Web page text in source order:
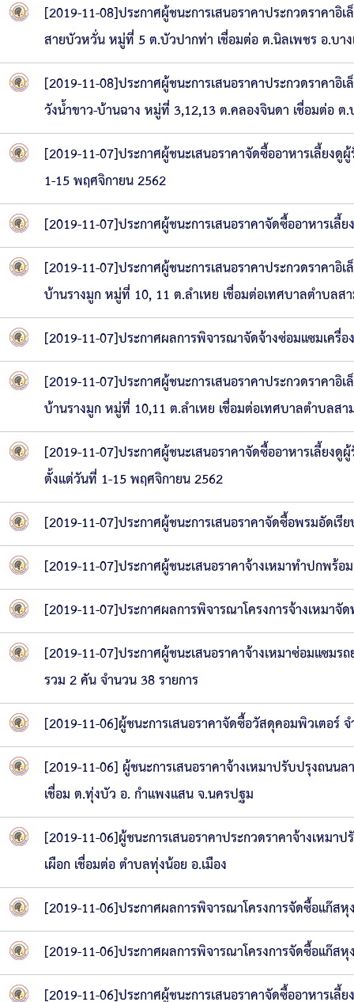
[2019-11-08]ประกาศผู้ชนะการเสนอราคาประกวดราคา
สายบัวหวั่น หมู่ที่ 5 ต.บัวปากท่า เชื่อมต่อ ต.นิลเพชร อ.บา
[2019-11-08]ประกาศผู้ชนะการเสนอราคาประกวดราคา
วังน้ำขาว-บ้านฉาง หมู่ที่ 3,12,13 ต.คลองจินดา เชื่อมต่อ ต
[2019-11-07]ประกาศผู้ชนะเสนอราคาจัดซื้ออาหารเลี้ยง
1-15 พฤศจิกายน 2562
[2019-11-07]ประกาศผู้ชนะการเสนอราคาจัดซื้ออาหารเ
[2019-11-07]ประกาศผู้ชนะการเสนอราคาประกวดราคา
บ้านรางมูก หมู่ที่ 10, 11 ต.ลำเหย เชื่อมต่อเทศบาลตำบลส
[2019-11-07]ประกาศผลการพิจารณาจัดจ้างซ่อมแซมเครื่
[2019-11-07]ประกาศผู้ชนะการเสนอราคาประกวดราคา
บ้านรางมูก หมู่ที่ 10,11 ต.ลำเหย เชื่อมต่อเทศบาลตำบลส
[2019-11-07]ประกาศผู้ชนะเสนอราคาจัดซื้ออาหารเลี้ยง
ตั้งแต่วันที่ 1-15 พฤศจิกายน 2562
[2019-11-07]ประกาศผู้ชนะการเสนอราคาจัดซื้อพรมอัดเ
[2019-11-07]ประกาศผู้ชนะเสนอราคาจ้างเหมาทำปกพ
[2019-11-07]ประกาศผลการพิจารณาโครงการจ้างเหมา
[2019-11-07]ประกาศผู้ชนะเสนอราคาจ้างเหมาซ่อมแซม
รวม 2 คัน จำนวน 38 รายการ
[2019-11-06]ผู้ชนะการเสนอราคาจัดซื้อวัสดุคอมพิวเตอร์
[2019-11-06] ผู้ชนะการเสนอราคาจ้างเหมาปรับปรุงถ
เชื่อม ต.ทุ่งบัว อ. กำแพงแสน จ.นครปฐม
[2019-11-06]ผู้ชนะการเสนอราคาประกวดราคาจ้างเหม
เผือก เชื่อมต่อ ตำบลทุ่งน้อย อ.เมือง
[2019-11-06]ประกาศผลการพิจารณาโครงการจัดซื้อแก๊ส
[2019-11-06]ประกาศผลการพิจารณาโครงการจัดซื้อแก๊ส
[2019-11-06]ประกาศผู้ชนะการเสนอราคาจัดซื้ออาหารเ